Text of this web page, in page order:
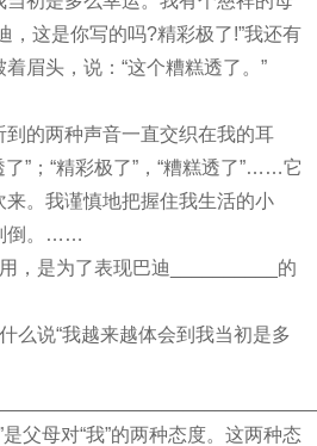
，这是你写的吗?精彩极了!”我还有
眉头，说：“这个糟糕透了。”
的两种声音一直交织在我的耳
了”；“精彩极了”，“糟糕透了”……它
。我谨慎地把握住我生活的小
倒。……
，是为了表现巴迪__________的
么说“我越来越体会到我当初是多
是父母对“我”的两种态度。这两种态